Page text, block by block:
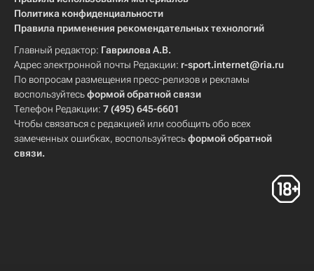
Политика конфиденциальности
Правила применения рекомендательных технологий
Главный редактор: Гаврилова А.В.
Адрес электронной почты Редакции: r-sport.internet@ria.ru
По вопросам размещения пресс-релизов и рекламы
воспользуйтесьформой обратной связи
Телефон Редакции: 7 (495) 645-6601
Чтобы связаться с редакцией или сообщить обо всех
замеченных ошибках, воспользуйтесьформой обратной
связи.